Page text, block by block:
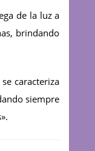
de la luz a
brindando
caracteriza
siempre